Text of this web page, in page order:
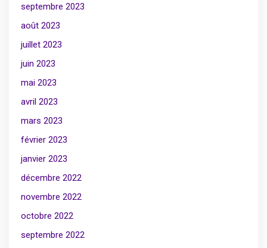
septembre 2023
août 2023
juillet 2023
juin 2023
mai 2023
avril 2023
mars 2023
février 2023
janvier 2023
décembre 2022
novembre 2022
octobre 2022
septembre 2022